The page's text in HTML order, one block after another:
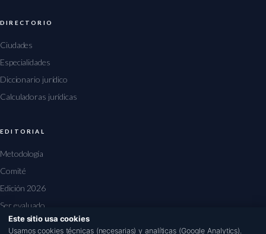
DIRECTORIO
Ciudades
Especialidades
Diccionario jurídico
Calculadoras jurídicas
EDITORIAL
Metodología
Comité
Edición 2026
Ser evaluado
Este sitio usa cookies
Usamos cookies técnicas (necesarias) y analíticas (Google Analytics).